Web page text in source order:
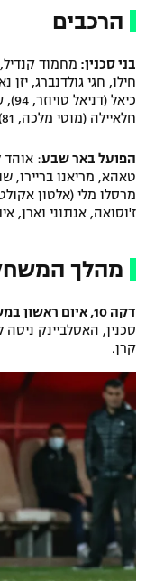
הרכבים
בני סכנין:
חילו, חגי גולדנברג,
חלאיילה (מוטי מלכה, 81), נייג'ל האסלביינק (דיין קלי, 69).
הפועל באר שבע
ז'וסואה, אנתוני וארן,
מהלך
דקה 10, איום ראשון במשחק:
קרן.